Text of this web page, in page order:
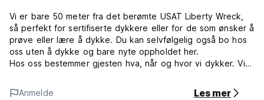
Vi er bare 50 meter fra det berømte USAT Liberty Wreck,
så perfekt for sertifiserte dykkere eller for de som ønsker å
prøve eller lære å dykke. Du kan selvfølgelig også bo hos
oss uten å dykke og bare nyte oppholdet her.
Hos oss bestemmer gjesten hva, når og hvor vi dykker. Vi
på forespørsel).
Anmelde Les mer